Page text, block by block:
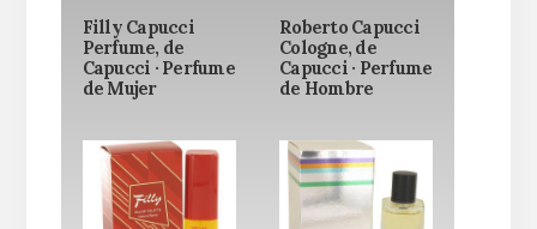
Filly Capucci
Perfume, de
Capucci · Perfume
de Mujer
Roberto Capucci
Cologne, de
Capucci · Perfume
de Hombre